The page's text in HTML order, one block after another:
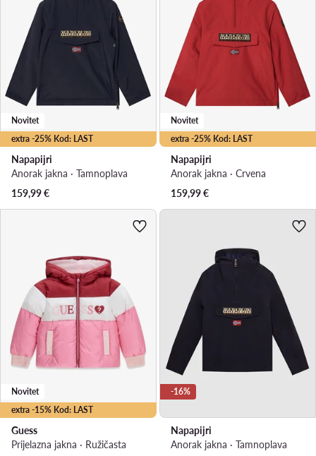
extra -25% Kod: LAST
Novitet
Napapijri
Anorak jakna · Tamnoplava
159,99€
extra -25% Kod: LAST
Novitet
Napapijri
Anorak jakna · Crvena
159,99€
extra -15% Kod: LAST
Novitet
Guess
Prijelazna jakna · Ružičasta
-16%
Napapijri
Anorak jakna · Tamnoplava